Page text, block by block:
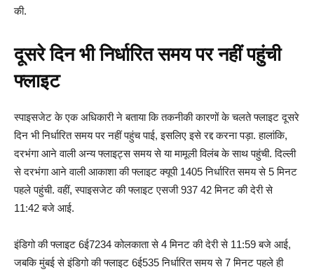
की.
दूसरे दिन भी निर्धारित समय पर नहीं पहुंची
फ्लाइट
स्पाइसजेट के एक अधिकारी ने बताया कि तकनीकी कारणों के चलते फ्लाइट दूसरे
दिन भी निर्धारित समय पर नहीं पहुंच पाई, इसलिए इसे रद्द करना पड़ा. हालांकि,
दरभंगा आने वाली अन्य फ्लाइट्स समय से या मामूली विलंब के साथ पहुंची. दिल्ली
से दरभंगा आने वाली आकाशा की फ्लाइट क्यूपी 1405 निर्धारित समय से 5 मिनट
पहले पहुंची. वहीं, स्पाइसजेट की फ्लाइट एसजी 937 42 मिनट की देरी से
11:42 बजे आई.
इंडिगो की फ्लाइट 6ई7234 कोलकाता से 4 मिनट की देरी से 11:59 बजे आई,
जबकि मुंबई से इंडिगो की फ्लाइट 6ई535 निर्धारित समय से 7 मिनट पहले ही